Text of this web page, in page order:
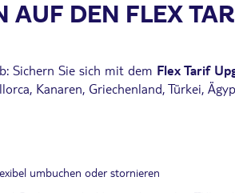
AUF DEN FLEX
Sichern Sie sich mit dem Flex Tarif
Kanaren, Griechenland, Türkei,
umbuchen oder stornieren